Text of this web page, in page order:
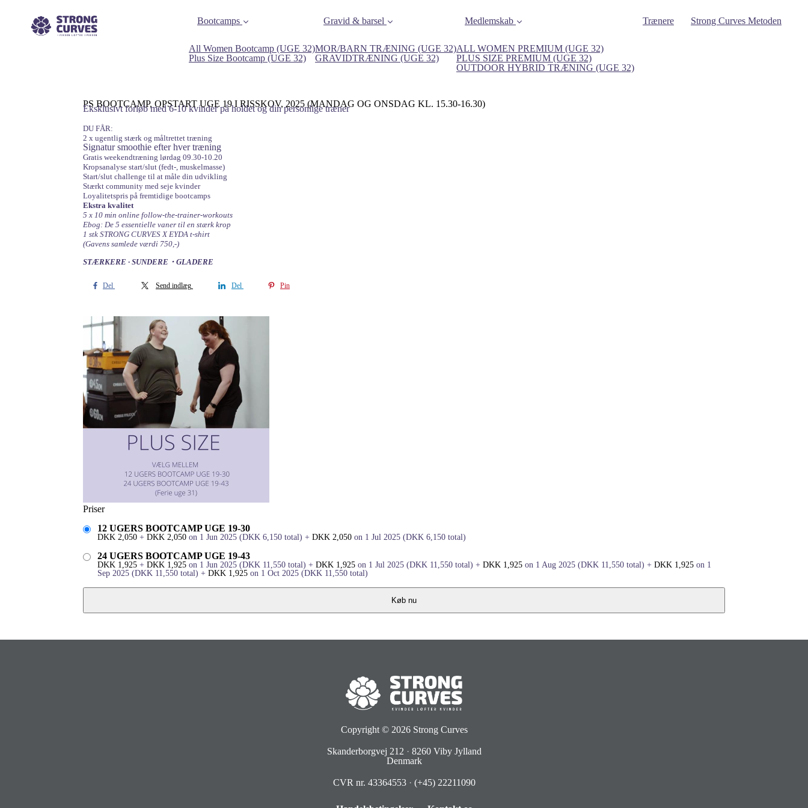
Bootcamps
All Women Bootcamp (UGE 32)
Plus Size Bootcamp (UGE 32)
Gravid & barsel
MOR/BARN TRÆNING (UGE 32)
GRAVIDTRÆNING (UGE 32)
Medlemskab
ALL WOMEN PREMIUM (UGE 32)
PLUS SIZE PREMIUM (UGE 32)
OUTDOOR HYBRID TRÆNING (UGE 32)
Trænere Strong Curves Metoden
PS BOOTCAMP, OPSTART UGE 19 I RISSKOV, 2025 (MANDAG OG ONSDAG KL. 15.30-16.30)
Eksklusivt forløb med 6-10 kvinder på holdet og din personlige træner
DU FÅR:
2 x ugentlig stærk og måltrettet træning
Signatur smoothie efter hver træning
Gratis weekendtræning lørdag 09.30-10.20
Kropsanalyse start/slut (fedt-, muskelmasse)
Start/slut challenge til at måle din udvikling
Stærkt community med seje kvinder
Loyalitetspris på fremtidige bootcamps
Ekstra kvalitet
5 x 10 min online follow-the-trainer-workouts
Ebog: De 5 essentielle vaner til en stærk krop
1 stk STRONG CURVES X EYDA t-shirt
(Gavens samlede værdi 750,-)
STÆRKERE ∙ SUNDERE・GLADERE
Del Send indlæg Del Pin
Priser
12 UGERS BOOTCAMP UGE 19-30
DKK 2,050 + DKK 2,050 on 1 Jun 2025 (DKK 6,150 total) + DKK 2,050 on 1 Jul 2025 (DKK 6,150 total)
24 UGERS BOOTCAMP UGE 19-43
DKK 1,925 + DKK 1,925 on 1 Jun 2025 (DKK 11,550 total) + DKK 1,925 on 1 Jul 2025 (DKK 11,550 total) + DKK 1,925 on 1 Aug 2025 (DKK 11,550 total) + DKK 1,925 on 1
Sep 2025 (DKK 11,550 total) + DKK 1,925 on 1 Oct 2025 (DKK 11,550 total)
Køb nu
Copyright © 2026 Strong Curves
Skanderborgvej 212 · 8260 Viby Jylland
Denmark
CVR nr. 43364553 · (+45) 22211090